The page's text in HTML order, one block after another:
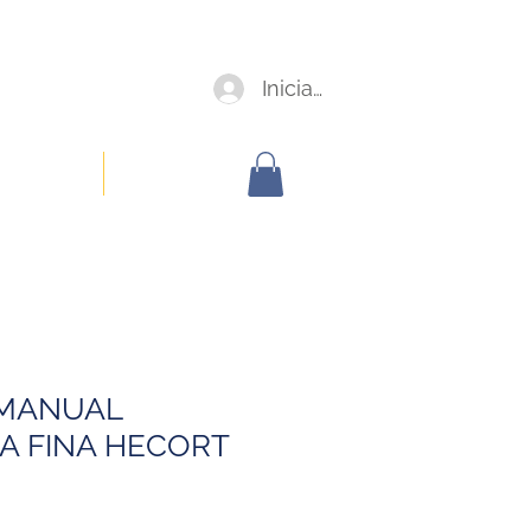
Iniciar sesión
FINA HECORT